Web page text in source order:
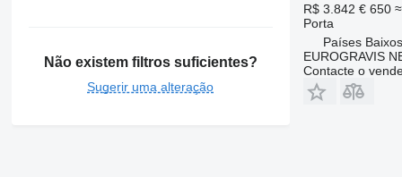
Não existem filtros suficientes?
Sugerir uma alteração
R$ 3.842 € 650
Porta
Países
EUROGRAVIS
Contacte o